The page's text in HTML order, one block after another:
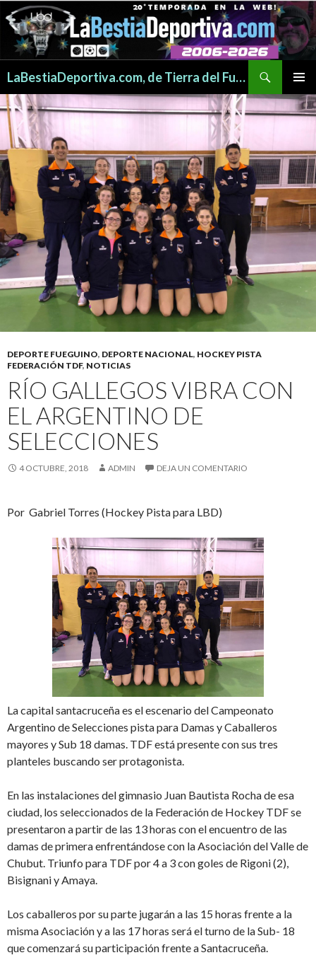
LaBestiaDeportiva.com, de Tierra del Fuego para todo el mundo
MENÚ
AL
CONTENIDO
DEPORTE FUEGUINO, DEPORTE NACIONAL, HOCKEY PISTA
FEDERACIÓN TDF, NOTICIAS
RÍO GALLEGOS VIBRA CON
EL ARGENTINO DE
SELECCIONES
4 OCTUBRE, 2018 ADMIN DEJA UN COMENTARIO
Por Gabriel Torres (Hockey Pista para LBD)
La capital santacruceña es el escenario del Campeonato
Argentino de Selecciones pista para Damas y Caballeros
mayores y Sub 18 damas. TDF está presente con sus tres
planteles buscando ser protagonista.
En las instalaciones del gimnasio Juan Bautista Rocha de esa
ciudad, los seleccionados de la Federación de Hockey TDF se
presentaron a partir de las 13 horas con el encuentro de las
damas de primera enfrentándose con la Asociación del Valle de
Chubut. Triunfo para TDF por 4 a 3 con goles de Rigoni (2),
Bisignani y Amaya.
Los caballeros por su parte jugarán a las 15 horas frente a la
misma Asociación y a las 17 horas será el turno de la Sub- 18
que comenzará su participación frente a Santacruceña.